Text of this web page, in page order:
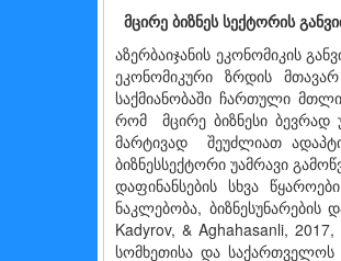
მცირე ბიზნეს სექტორის
აზერბაიჯანის ეკონომიკის
ეკონომიკური ზრდის
საქმიანობაში ჩართული
რომ მცირე ბიზნესი ბევრად
მარტივად შეუძლიათ
ბიზნესსექტორი უამრავი
დაფინანსების სხვა
ნაკლებობა,
Kadyrov, & Aghahasanli,
სომხეთისა და საქართველოს